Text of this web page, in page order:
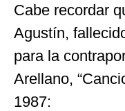
Cabe recordar
Agustín,
para la
Arellano,
1987: